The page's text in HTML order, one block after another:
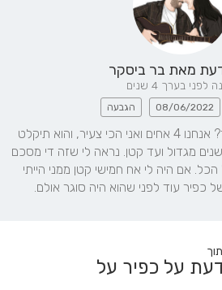
מאת בר ביסקר
לפני בערך 4 שנים
08/06/2022 הגבעה
כפיר עוד לפני שהוא היה סוגר אולם.
על כפיר על